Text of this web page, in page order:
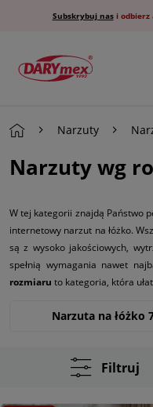
Subskrybuj nasi odbierz
Narzuty
Narzuty wg
W tej kategorii znajdą Państwo
internetowy narzut na łóżko.
są z wysoko jakościowych,
spełnią wymagania nawet
rozmiaru to kategoria, która
Narzuta na łóżko
Filtruj